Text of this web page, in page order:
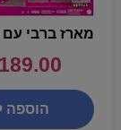
189.00
הוספה